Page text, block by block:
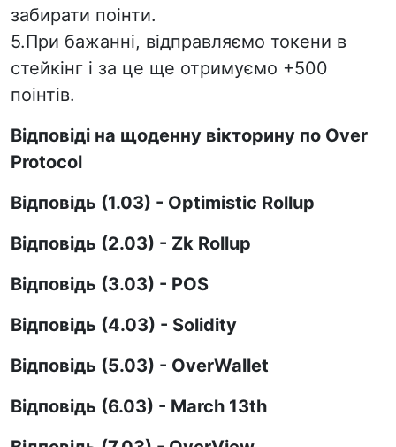
забирати поінти.
5.При бажанні, відправляємо токени в
стейкінг і за це ще отримуємо +500
поінтів.
Відповіді на щоденну вікторину по Over
Protocol
Відповідь (1.03) - Optimistic Rollup
Відповідь (2.03) - Zk Rollup
Відповідь (3.03) - POS
Відповідь (4.03) - Solidity
Відповідь (5.03) - OverWallet
Відповідь (6.03) - March 13th